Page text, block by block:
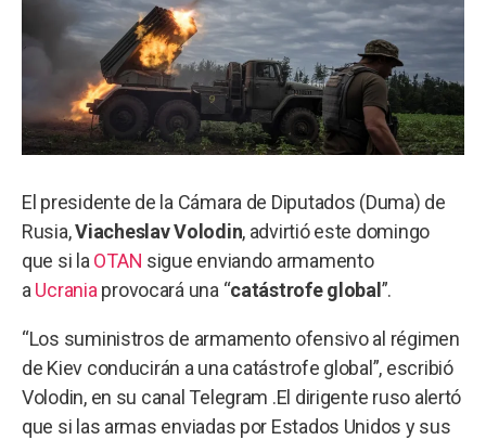
El presidente de la Cámara de Diputados (Duma) de
Rusia,Viacheslav Volodin, advirtió este domingo
que si laOTAN sigue enviando armamento
aUcraniaprovocará una “catástrofe global ”.
“Los suministros de armamento ofensivo al régimen
de Kiev conducirán a una catástrofe global”, escribió
Volodin, en su canal Telegram .El dirigente ruso alertó
que si las armas enviadas por Estados Unidos y sus